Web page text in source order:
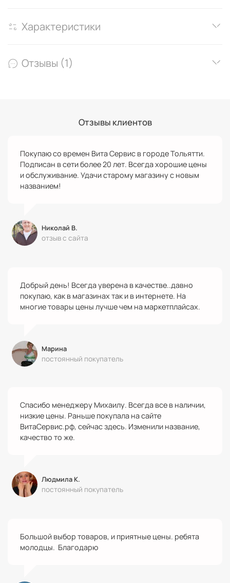
Характеристики
Отзывы (1)
Отзывы клиентов
Покупаю со времен Вита Сервис в городе Тольятти.
Подписан в сети более 20 лет. Всегда хорошие цены
и обслуживание. Удачи старому магазину с новым
названием!
Николай В.
отзыв с сайта
Добрый день! Всегда уверена в качестве..давно
покупаю, как в магазинах так и в интернете. На
многие товары цены лучше чем на маркетплайсах.
Марина
постоянный покупатель
Спасибо менеджеру Михаилу. Всегда все в наличии,
низкие цены. Раньше покупала на сайте
ВитаСервис.рф, сейчас здесь. Изменили название,
качество то же.
Людмила К.
постоянный покупатель
Большой выбор товаров, и приятные цены. ребята
молодцы. Благодарю